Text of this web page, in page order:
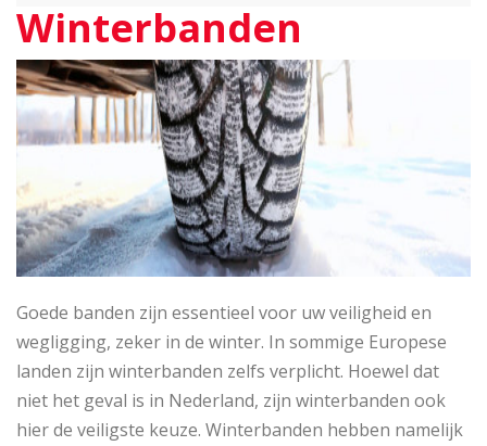
Winterbanden
Goede banden zijn essentieel voor uw veiligheid en
wegligging, zeker in de winter. In sommige Europese
landen zijn winterbanden zelfs verplicht. Hoewel dat
niet het geval is in Nederland, zijn winterbanden ook
hier de veiligste keuze. Winterbanden hebben namelijk